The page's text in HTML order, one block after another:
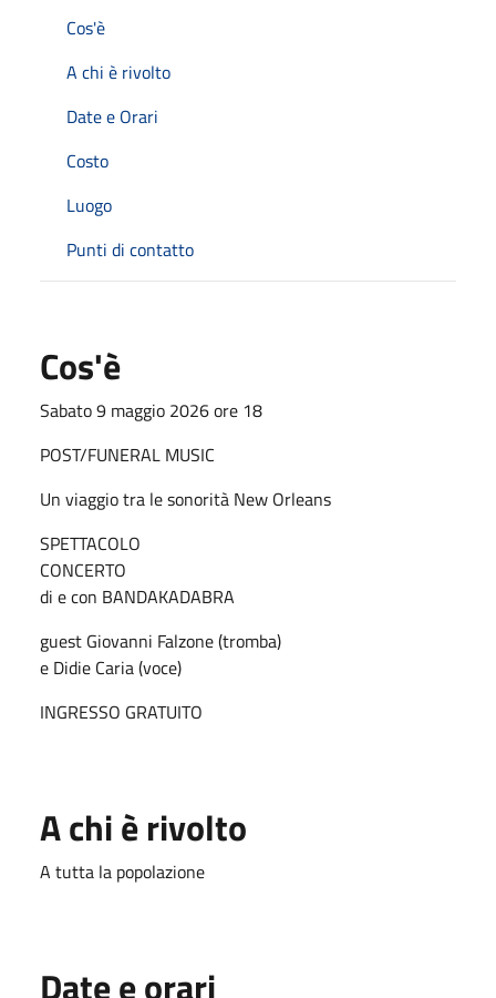
Cos'è
A chi è rivolto
Date e Orari
Costo
Luogo
Punti di contatto
Cos'è
Sabato 9 maggio 2026 ore 18
POST/FUNERAL MUSIC
Un viaggio tra le sonorità New Orleans
SPETTACOLO
CONCERTO
di e con BANDAKADABRA
guest Giovanni Falzone (tromba)
e Didie Caria (voce)
INGRESSO GRATUITO
A chi è rivolto
A tutta la popolazione
Date e orari